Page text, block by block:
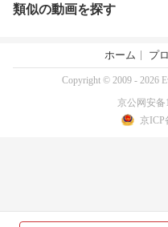
類似の動画を探す
ホーム プ
Copyright © 2009 - 2026
京公网安备
京ICP